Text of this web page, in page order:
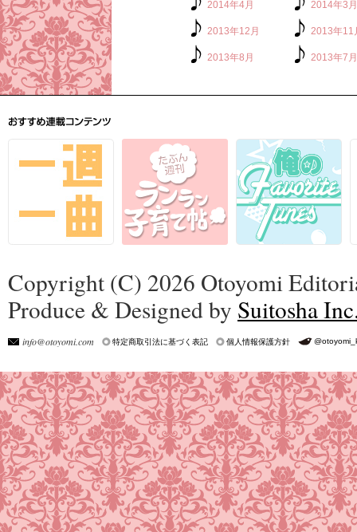
2014年4月 2014年3月
2013年12月 2013年11
2013年8月 2013年7月
Copyright (C) 2026 Otoyomi
Produce & Designed by Suitosha
info@otoyomi.com 特定商取引法に基づく表記 個人情報保護方針